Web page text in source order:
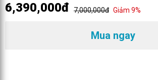
6,390,000đ 7,000,000đ Giảm 9%
Mua ngay